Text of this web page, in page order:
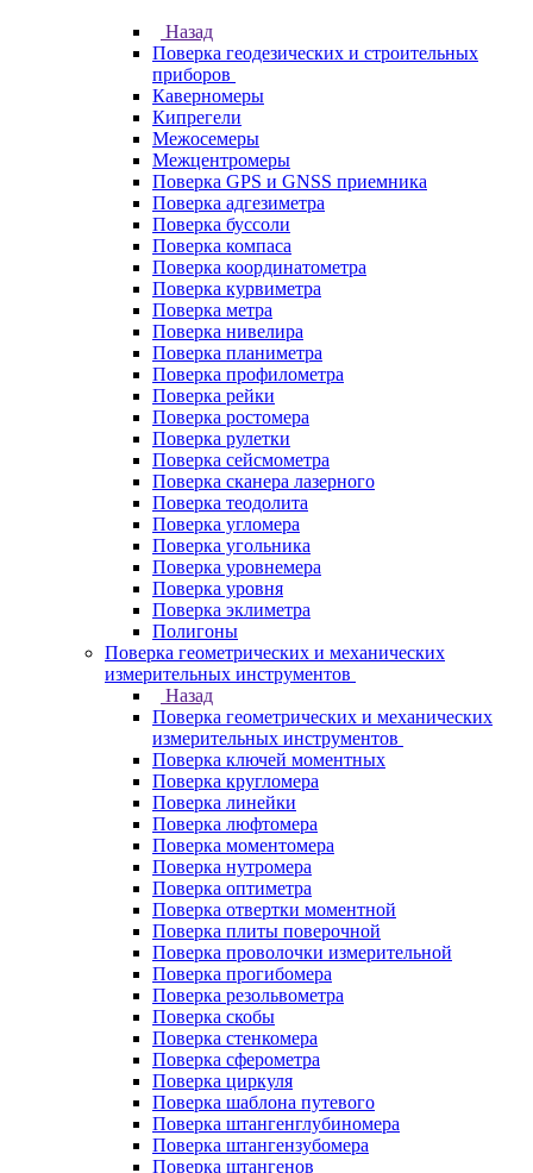
Назад
Поверка геодезических и строительных
приборов
Каверномеры
Кипрегели
Межосемеры
Межцентромеры
Поверка GPS и GNSS приемника
Поверка адгезиметра
Поверка буссоли
Поверка компаса
Поверка координатометра
Поверка курвиметра
Поверка метра
Поверка нивелира
Поверка планиметра
Поверка профилометра
Поверка рейки
Поверка ростомера
Поверка рулетки
Поверка сейсмометра
Поверка сканера лазерного
Поверка теодолита
Поверка угломера
Поверка угольника
Поверка уровнемера
Поверка уровня
Поверка эклиметра
Полигоны
Поверка геометрических и механических
измерительных инструментов
Назад
Поверка геометрических и механических
измерительных инструментов
Поверка ключей моментных
Поверка кругломера
Поверка линейки
Поверка люфтомера
Поверка моментомера
Поверка нутромера
Поверка оптиметра
Поверка отвертки моментной
Поверка плиты поверочной
Поверка проволочки измерительной
Поверка прогибомера
Поверка резольвометра
Поверка скобы
Поверка стенкомера
Поверка сферометра
Поверка циркуля
Поверка шаблона путевого
Поверка штангенглубиномера
Поверка штангензубомера
Поверка штангенов